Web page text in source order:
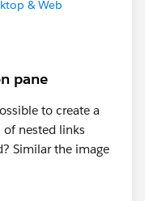
& Web
pane
to create a
nested links
Similar the image